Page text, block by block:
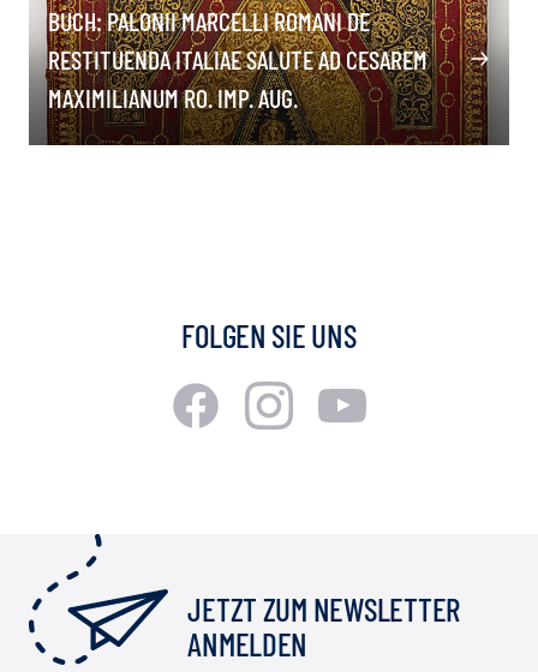
BUCH: PALONII MARCELLI ROMANI DE
RESTITUENDA ITALIAE SALUTE AD CESAREM
MAXIMILIANUM RO. IMP. AUG.
FOLGEN SIE UNS
JETZT ZUM NEWSLETTER
ANMELDEN